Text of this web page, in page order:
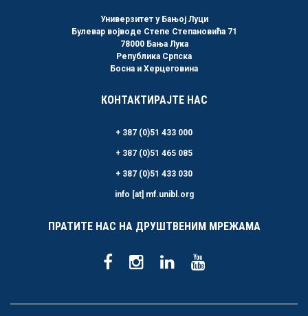
Универзитет у Бањој Луци
Булевар војводе Степе Степановића 71
78000 Бања Лука
Република Српска
Босна и Херцеговина
КОНТАКТИРАЈТЕ НАС
+ 387 (0)51 433 000
+ 387 (0)51 465 085
+ 387 (0)51 433 030
info [at] mf.unibl.org
ПРАТИТЕ НАС НА ДРУШТВЕНИМ МРЕЖАМА